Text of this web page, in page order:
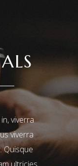
viverra
viverra
Quisque
Lorem